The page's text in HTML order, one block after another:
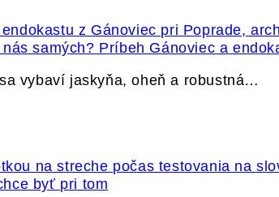
samých? Príbeh Gánoviec a
vybaví jaskyňa, oheň a robustná…
byť pri tom